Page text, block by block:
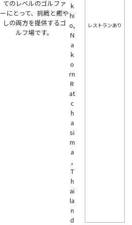
てのレベルのゴルファ
ーにとって、挑戦と癒や
しの両方を提供するゴ
ルフ場です。
k
hi
o,
N
a
k
o
rn
R
at
c
h
a
si
m
a
,
T
h
ai
la
n
d
レストランあり